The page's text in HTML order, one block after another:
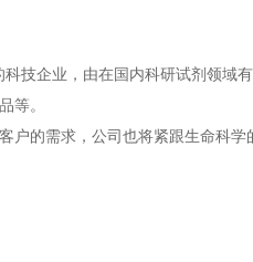
技企业，由在国内科研试剂领域
等。
户的需求，公司也将紧跟生命科